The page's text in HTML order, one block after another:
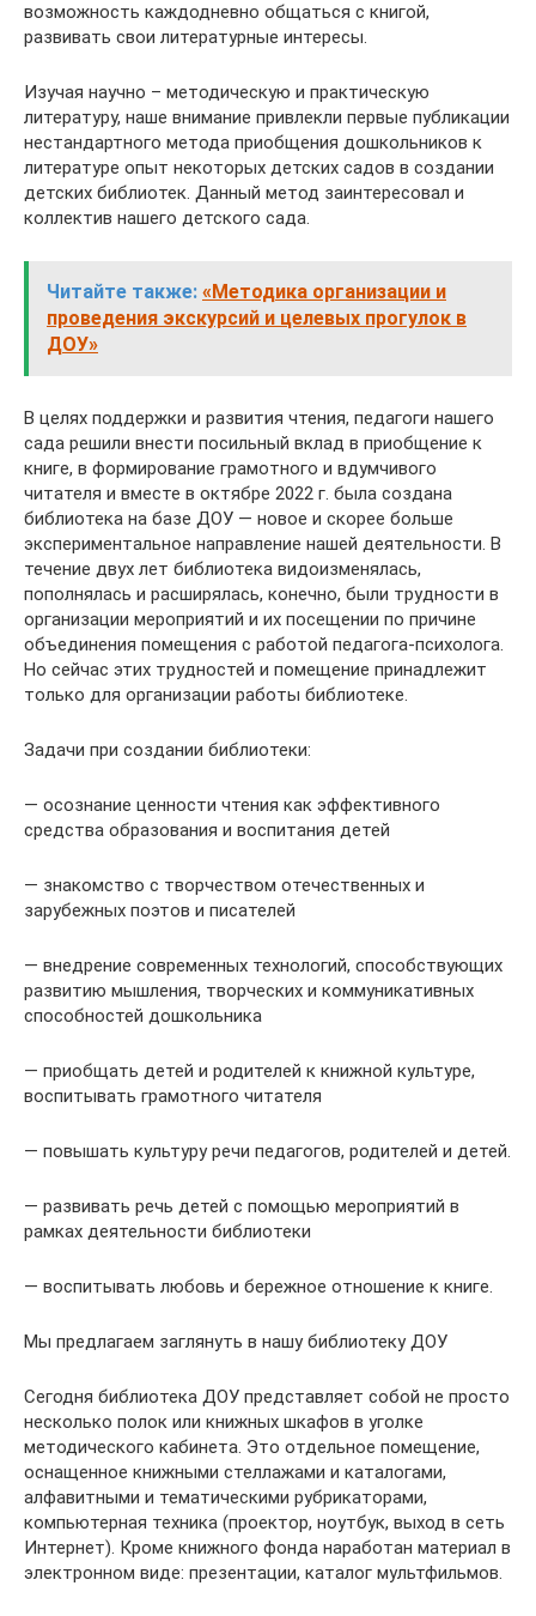
возможность каждодневно общаться с книгой,
развивать свои литературные интересы.
Изучая научно – методическую и практическую
литературу, наше внимание привлекли первые публикации
нестандартного метода приобщения дошкольников к
литературе опыт некоторых детских садов в создании
детских библиотек. Данный метод заинтересовал и
коллектив нашего детского сада.
Читайте также: «Методика организации и
проведения экскурсий и целевых прогулок в
ДОУ»
В целях поддержки и развития чтения, педагоги нашего
сада решили внести посильный вклад в приобщение к
книге, в формирование грамотного и вдумчивого
читателя и вместе в октябре 2022 г. была создана
библиотека на базе ДОУ — новое и скорее больше
экспериментальное направление нашей деятельности. В
течение двух лет библиотека видоизменялась,
пополнялась и расширялась, конечно, были трудности в
организации мероприятий и их посещении по причине
объединения помещения с работой педагога-психолога.
Но сейчас этих трудностей и помещение принадлежит
только для организации работы библиотеке.
Задачи при создании библиотеки:
— осознание ценности чтения как эффективного
средства образования и воспитания детей
— знакомство с творчеством отечественных и
зарубежных поэтов и писателей
— внедрение современных технологий, способствующих
развитию мышления, творческих и коммуникативных
способностей дошкольника
— приобщать детей и родителей к книжной культуре,
воспитывать грамотного читателя
— повышать культуру речи педагогов, родителей и детей.
— развивать речь детей с помощью мероприятий в
рамках деятельности библиотеки
— воспитывать любовь и бережное отношение к книге.
Мы предлагаем заглянуть в нашу библиотеку ДОУ
Сегодня библиотека ДОУ представляет собой не просто
несколько полок или книжных шкафов в уголке
методического кабинета. Это отдельное помещение,
оснащенное книжными стеллажами и каталогами,
алфавитными и тематическими рубрикаторами,
компьютерная техника (проектор, ноутбук, выход в сеть
Интернет). Кроме книжного фонда наработан материал в
электронном виде: презентации, каталог мультфильмов.